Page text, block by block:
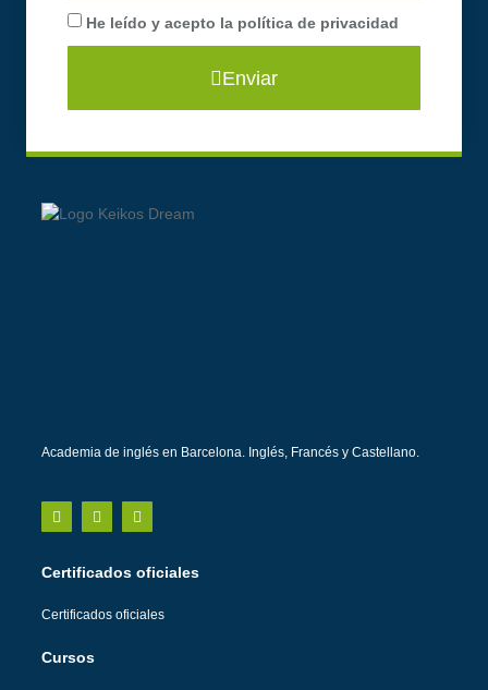
He leído y acepto la política de privacidad
Enviar
Academia de inglés en Barcelona. Inglés, Francés y Castellano.
Certificados oficiales
Certificados oficiales
Cursos